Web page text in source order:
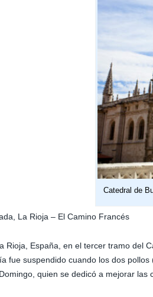
Catedral de
La Rioja – El Camino Francés
Rioja, España, en el tercer tramo del
fue suspendido cuando los dos
quien se dedicó a mejorar